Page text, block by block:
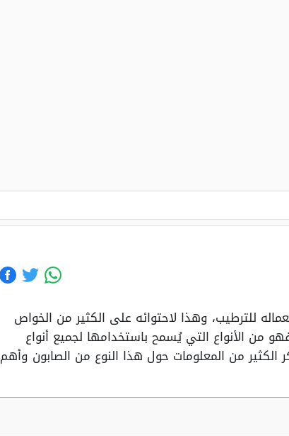
للترطيب، وهذا لاحتوائه على الكثير من الخواص
من الأنواع التي يُسمح باستخدامها لجميع أنواع
من المعلومات حول هذا النوع من الصابون وأهم